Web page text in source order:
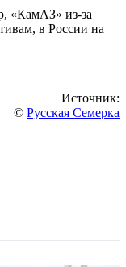
«КамАЗ» из-за
в России на
Источник:
© Русская Семерка